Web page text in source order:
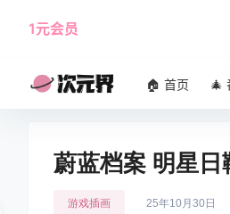
1元会员
🏠 首页 🎄
蔚蓝档案 明星
游戏插画 25年10月30日